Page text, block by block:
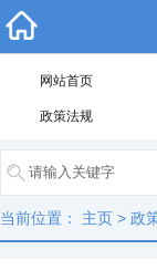
网站首页
政策法规
当前位置： 主页 > 政